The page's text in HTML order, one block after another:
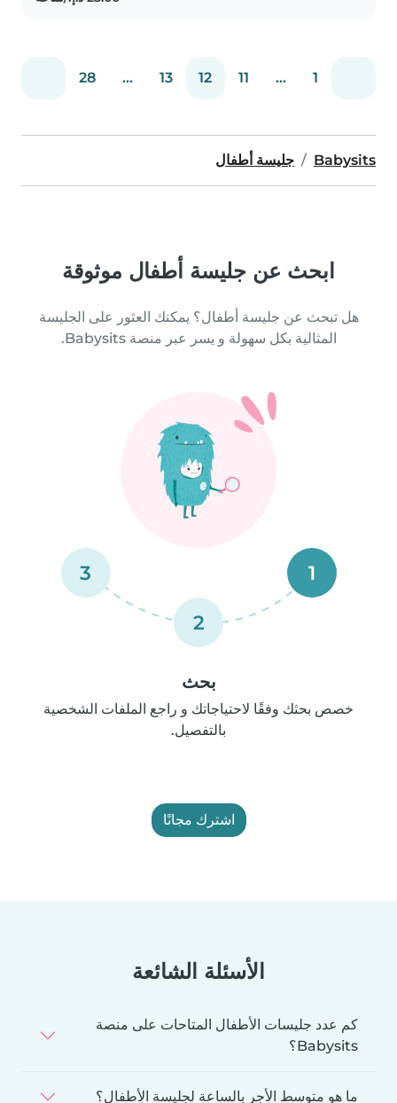
1
...
11
12
13
...
28
Babysits جليسة أطفال
ابحث عن جليسة أطفال موثوقة
هل تبحث عن جليسة أطفال؟ يمكنك العثور على الجليسة
المثالية بكل سهولة و يسر عبر منصة Babysits.
1
2
3
بحث
خصص بحثك وفقًا لاحتياجاتك و راجع الملفات الشخصية
بالتفصيل.
اشترك مجانًا
الأسئلة الشائعة
كم عدد جليسات الأطفال المتاحات على منصة
Babysits؟
ما هو متوسط الأجر بالساعة لجليسة الأطفال؟